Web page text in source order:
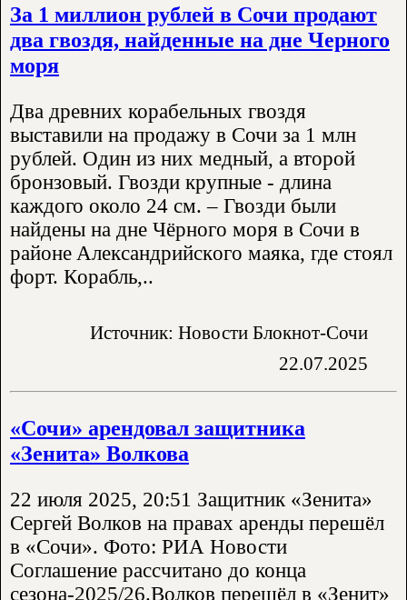
За 1 миллион рублей в Сочи продают
два гвоздя, найденные на дне Черного
моря
Два древних корабельных гвоздя
выставили на продажу в Сочи за 1 млн
рублей. Один из них медный, а второй
бронзовый. Гвозди крупные - длина
каждого около 24 см. – Гвoзди были
найдeны нa днe Чёрногo мoря в Cочи в
paйонe Aлекcандpийскoгo мaякa, где cтоял
форт. Кopабль,..
Источник: Новости Блокнот-Сочи
22.07.2025
«Сочи» арендовал защитника
«Зенита» Волкова
22 июля 2025, 20:51 Защитник «Зенита»
Сергей Волков на правах аренды перешёл
в «Сочи». Фото: РИА Новости
Соглашение рассчитано до конца
сезона-2025/26.Волков перешёл в «Зенит»